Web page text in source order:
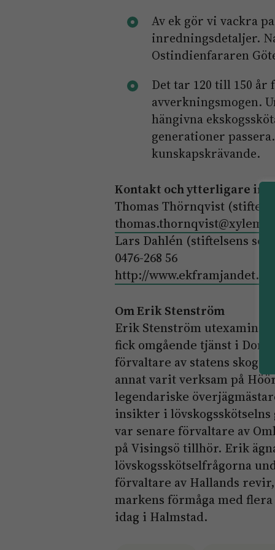
Av ek gör vi vackra
inredningsdetaljer.
Ostindienfararen
Det tar 120 till 150
avverkningsmogen.
hängivna
generationer
kunskapskrävande.
Kontakt och ytterligare
Thomas Thörnqvist
thomas.thornqvist@xylem.se
Lars Dahlén (stiftelsens
0476-268 56
http://www.ekframjandet.se/
Om Erik Stenström
Erik Stenström
fick omgående tjänst i
förvaltare av statens
annat varit verksam på
legendariske
insikter i
var senare förvaltare av
på Visingsö tillhör. Erik
lövskogsskötselfrågorna
förvaltare av Hallands
markens förmåga med
idag i Halmstad.